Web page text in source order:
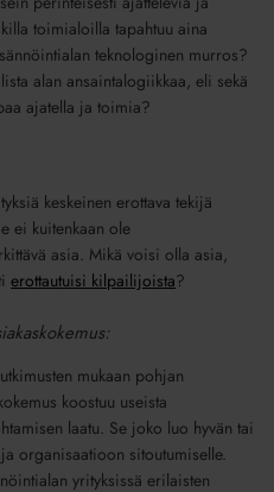
toimialoilla tapahtuu aina
teknologinen murros?
alan ansaintalogiikkaa, eli sekä
ajatella ja toimia?
keskeinen erottava tekijä
ei kuitenkaan ole
asia. Mikä voisi olla asia,
erottautuisi kilpailijoista?
mukaan pohjan
koostuu useista
laatu. Se joko luo hyvän tai
organisaatioon sitoutumiselle.
yrityksissä erilaisten